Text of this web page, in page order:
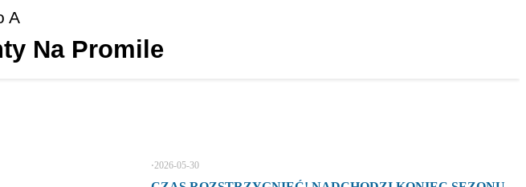
A
Na Promile
⋅2026-05-30